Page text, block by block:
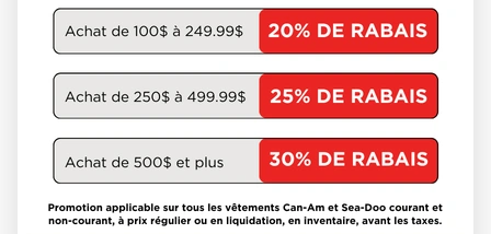
HONDA
EB6500XCT2
À partir de3 498 $
1 unités en inventaire
DÉCOUVRIR CE MODÈLE